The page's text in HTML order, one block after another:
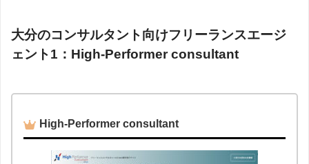
大分のコンサルタント向けフリーランスエージ
ェント1：High-Performer consultant
High-Performer consultant